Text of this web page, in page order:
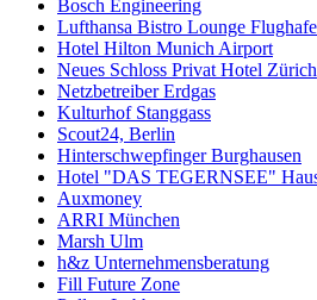
Bosch Engineering
Lufthansa Bistro Lounge
Hotel Hilton Munich Airport
Neues Schloss Privat Hotel Zürich
Netzbetreiber Erdgas
Kulturhof Stanggass
Scout24, Berlin
Hinterschwepfinger Burghausen
Hotel "DAS TEGERNSEE"
Auxmoney
ARRI München
Marsh Ulm
h&z Unternehmensberatung
Fill Future Zone